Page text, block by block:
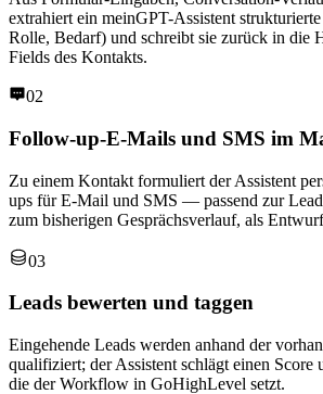
extrahiert ein meinGPT-Assistent
Rolle, Bedarf) und schreibt sie zurück in die
Fields des Kontakts.
02
Follow-up-E-Mails und SMS im
Zu einem Kontakt formuliert der Assistent
ups für E-Mail und SMS — passend zur
zum bisherigen Gesprächsverlauf, als
03
Leads bewerten und taggen
Eingehende Leads werden anhand der
qualifiziert; der Assistent schlägt einen Score
die der Workflow in GoHighLevel setzt.